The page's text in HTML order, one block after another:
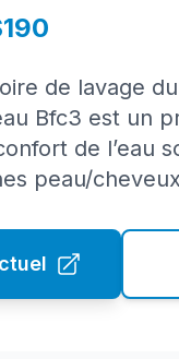
de lavage
Bfc3 est un
de l’eau
peau/